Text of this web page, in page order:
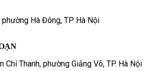
phường Hà Đông, TP Hà Nội
Thanh, phường Giảng Võ, TP. Hà Nội